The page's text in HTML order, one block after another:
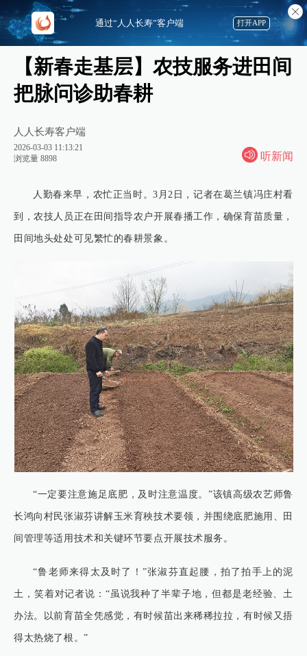
【新春走基层】农技服务进田间
把脉问诊助春耕
人人长寿客户端
2026-03-03 11:13:21
浏览量 8898
听新闻
人勤春来早，农忙正当时。3月2日，记者在葛兰镇冯庄村看
到，农技人员正在田间指导农户开展春播工作，确保育苗质量，
田间地头处处可见繁忙的春耕景象。
“一定要注意施足底肥，及时注意温度。”该镇高级农艺师鲁
长鸿向村民张淑芬讲解玉米育秧技术要领，并围绕底肥施用、田
间管理等适用技术和关键环节要点开展技术服务。
“鲁老师来得太及时了！”张淑芬直起腰，拍了拍手上的泥
土，笑着对记者说：“虽说我种了半辈子地，但都是老经验、土
办法。以前育苗全凭感觉，有时候苗出来稀稀拉拉，有时候又捂
得太热烧了根。”
通过“人人长寿”客户端 打开APP